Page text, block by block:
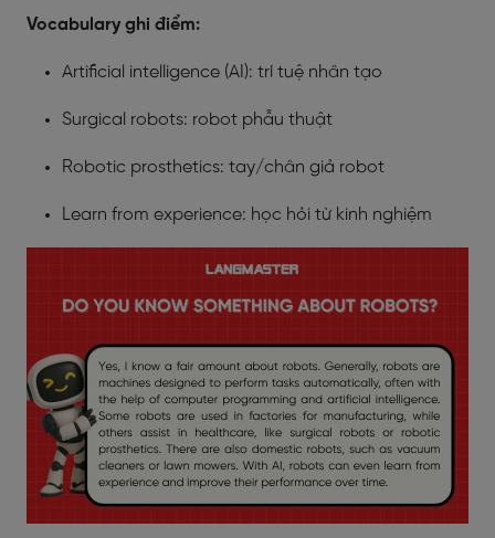
Vocabulary ghi điểm:
Artificial intelligence (AI): trí tuệ nhân tạo
Surgical robots: robot phẫu thuật
Robotic prosthetics: tay/chân giả robot
Learn from experience: học hỏi từ kinh nghiệm